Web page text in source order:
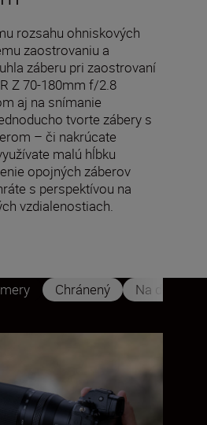
rozsahu ohniskových
zaostrovaniu a
záberu pri zaostrovaní
Z 70-180mm f/2.8
aj na snímanie
tvorte zábery s
– či nakrúcate
malú hĺbku
opojných záberov
s perspektívou na
vzdialenostiach.
Chránený Na dotyk